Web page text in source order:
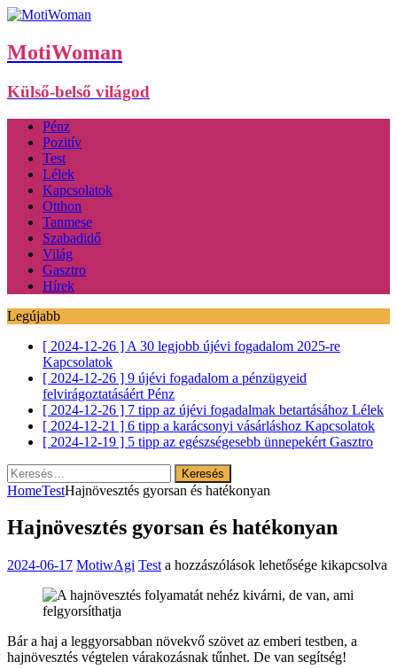
MotiWoman
Külső-belső világod
Pénz
Pozitív
Test
Lélek
Kapcsolatok
Otthon
Tanmese
Szabadidő
Világ
Gasztro
Hírek
Legújabb
[ 2024-12-26 ] A 30 legjobb újévi fogadalom 2025-re
Kapcsolatok
[ 2024-12-26 ] 9 újévi fogadalom a pénzügyeid
felvirágoztatásáért Pénz
[ 2024-12-26 ] 7 tipp az újévi fogadalmak betartásához Lélek
[ 2024-12-21 ] 6 tipp a karácsonyi vásárláshoz Kapcsolatok
[ 2024-12-19 ] 5 tipp az egészségesebb ünnepekért Gasztro
Keresés:
HomeTestHajnövesztés gyorsan és hatékonyan
Hajnövesztés gyorsan és hatékonyan
2024-06-17 MotiwAgi Test Hajnövesztés
és
a hozzászólások lehetősége kikapcsolva
Bár a haj a leggyorsabban növekvő szövet az emberi testben, a
hajnövesztés végtelen várakozásnak tűnhet. De van segítség!